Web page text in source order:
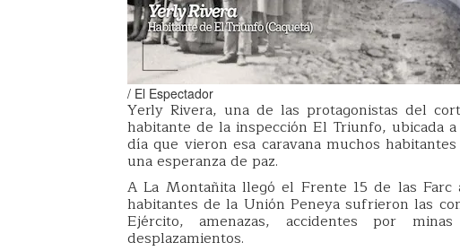
/ El Espectador
Yerly Rivera, una de las protagonistas del
habitante de la inspección El Triunfo, ubicada
día que vieron esa caravana muchos
una esperanza de paz.
A La Montañita llegó el Frente 15 de las
habitantes de la Unión Peneya sufrieron las
Ejército, amenazas, accidentes por
desplazamientos.